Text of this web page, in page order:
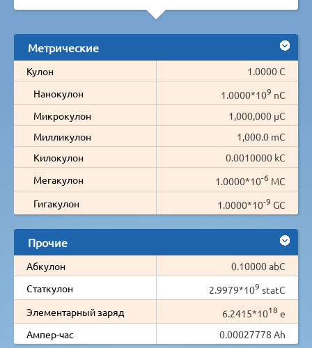
Метрические
Кулон
1.0000 C
Нанокулон
1.0000*109 nC
Микрокулон
1,000,000 µC
Милликулон
1,000.0 mC
Килокулон
0.0010000 kC
Мегакулон
1.0000*10-6 MC
Гигакулон
1.0000*10-9 GC
Прочие
Абкулон
0.10000 abC
Статкулон
2.9979*109 statC
Элементарный заряд
6.2415*1018 e
Ампер-час
0.00027778 Ah